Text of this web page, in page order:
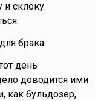
и склоку.
брака.
день
доводится ими
как бульдозер,